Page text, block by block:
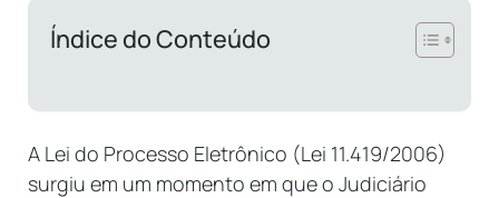
Índice do Conteúdo
A Lei do Processo Eletrônico (Lei 11.419/2006)
surgiu em um momento em que o Judiciário